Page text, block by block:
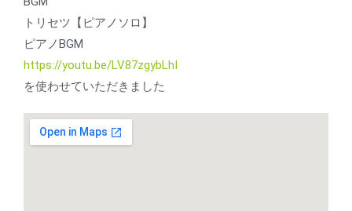
トリセツ【ピアノソロ】
ピアノBGM
https://youtu.be/LV87zgybLhI
を使わせていただきました